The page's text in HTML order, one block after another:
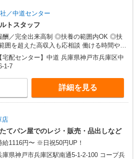
／中道センター
トスタッフ
酬／完全出来高制 ◎扶養の範囲内OK ◎扶
囲を超えた高収入も応相談 働ける時間や環
わせて最大限に考慮します。 初めての方・
も不安のある方、お気軽にお問い合わせく
い！ ※収入補償／月12万円（地域によって異
す） ※収入補償期間／3ヶ月間 ◆商品買取
！働いた分はしっかり稼げます◎ ※研修期
日間／16000円 収入保障期間：3か月
【宅配センター】中道 兵庫県神戸市兵庫区中
1-7
詳細を見る
店
てパン屋でのレジ・販売・品出しなど
給1116円〜 ※日祝50円UP！
庫県神戸市兵庫区駅南通5-1-2-100 コープ兵